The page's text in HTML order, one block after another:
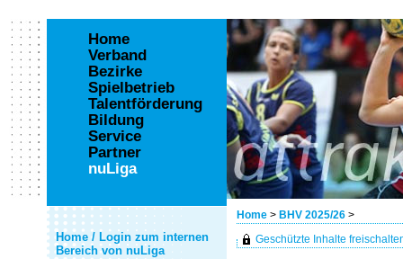
Home > BHV 2025/26 >
Home
Verband
Bezirke
Spielbetrieb
Talentförderung
Bildung
Service
Partner
nuLiga
Home / Login zum internen
Bereich von nuLiga
Geschützte Inhalte